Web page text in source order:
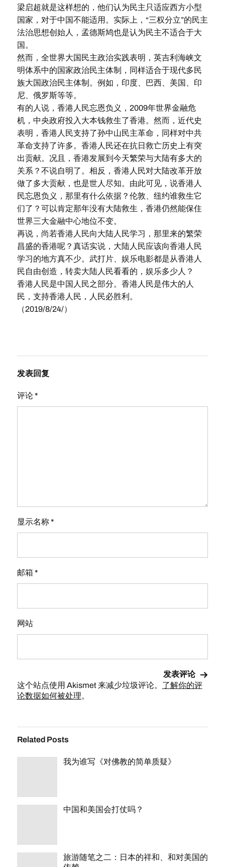
梁启超就是这样想的，他们认为民主只适应西方小型
国家，对于中国不能适用。实际上，“三权分立”的民主
法治思想创始人，孟德斯鸠也是认为民主不适合于大
国。
然而，全世界大国民主政治实践表明，英吉利海峡文
明体系中的国家政治民主体制，同样适合于现代多民
族大国政治民主体制。例如，印度、巴西、美国、印
尼、俄罗斯等等。
有的人说，香港人民忘恩负义，2009年世界金融危
机，中央政府投入大本钱救生了香港。然而，近代史
表明，香港人民支持了孙中山民主革命，同样对中共
革命支持了许多。香港人民还在抗日救亡历史上有突
出贡献。况且，香港发展到今天繁荣与大陆有多大的
关系？不说自明了。相反，香港人民对大陆改革开放
做了多大贡献，也是世人尽知。由此可见，说香港人
民忘恩负义，那里有什么依据？伦敦、纽约谁救生它
们了？可以肯定那年没有大陆救生，香港仍然能保住
世界三大金融中心地位不变。
再说，尚若香港人民向大陆人民学习，那里来的繁荣
昌盛的香港呢？真话实说，大陆人民应该向香港人民
学习的地方真不少。武打片、娱乐电影都是从香港人
民自由创造，转卖大陆人民看看的，娱乐多少人？
香港人民是中国人民之部分。香港人民是伟大的人
民，支持香港人民，人民必胜利。
（2019/8/24/）
发表回复
评论*
显示名称*
邮箱 *
网站
这个站点使用 Akismet 来减少垃圾评论。 了解你的评
论数据如何被处理。
Related Posts
我为谁写《对佛教的简单质疑》
中国和美国会打仗吗？
旅游随笔之二：日本的祥和、和对美国的